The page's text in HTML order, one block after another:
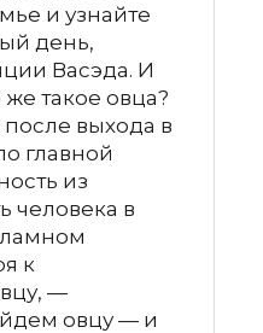
и узнайте
день,
Васэда. И
же такое овца?
выхода в
главной
из
человека в
к
—
овцу — и